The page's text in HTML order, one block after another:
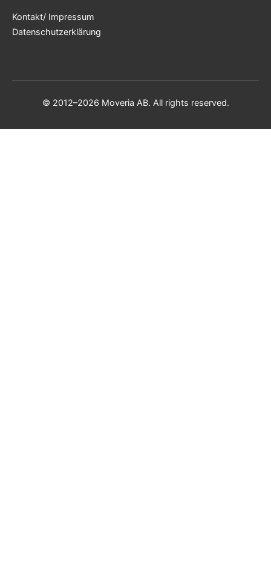
Kontakt/ Impressum
Datenschutzerklärung
© 2012–2026 Moveria AB. All rights reserved.